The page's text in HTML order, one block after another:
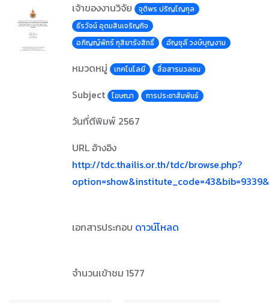
เจ้าของงานวิจัย
จุติพร ปริญโญกุล
ธีรวัจน์ อุดมสินเจริญกิจ
อภิญญ์พัทร์ กุสิยารังสิทธิ์
อัญชุลี วงษ์บุญงาม
หมวดหมู่ เทคโนโลยี สื่อสารมวลชน
Subject โฆษณา การประชาสัมพันธ์
วันที่ตีพิมพ์ 2567
URL อ้างอิง
http://tdc.thailis.or.th/tdc/browse.php?
เอกสารประกอบ ดาวน์โหลด
จำนวนเข้าชม 1577